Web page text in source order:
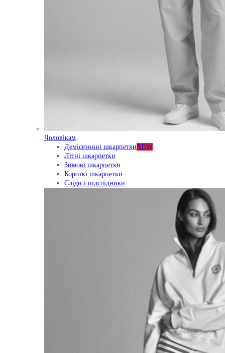
Чоловікам
Демісезонні шкарпеткиNEW
Літні шкарпетки
Зимові шкарпетки
Короткі шкарпетки
Сліди і підслідники